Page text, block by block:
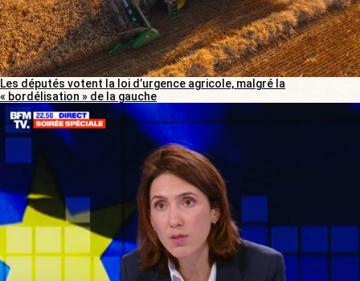
Les députés votent la loi d’urgence agricole, malgré la
« bordélisation » de la gauche